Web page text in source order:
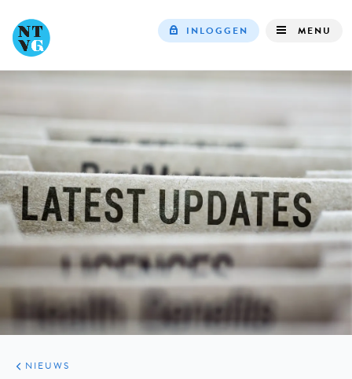
navigation
INLOGGEN MENU
ARTIKELEN
HET
KORT
NIEUWS